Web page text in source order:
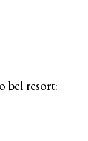
bel resort: